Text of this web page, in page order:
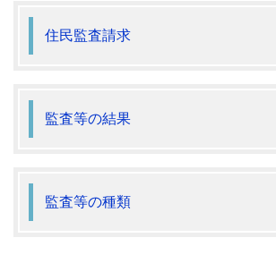
住民監査請求
監査等の結果
監査等の種類